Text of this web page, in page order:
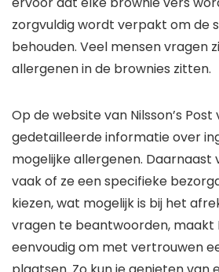
zorgvuldig wordt verpakt om de
behouden. Veel mensen vragen
allergenen in de brownies zitten.
Op de website van Nilsson’s Post
gedetailleerde informatie over
mogelijke allergenen. Daarnaast
vaak of ze een specifieke
kiezen, wat mogelijk is bij het
vragen te beantwoorden, maakt
eenvoudig om met vertrouwen